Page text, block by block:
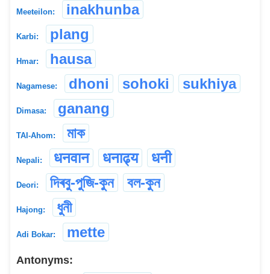
Meeteilon: inakhunba
Karbi: plang
Hmar: hausa
Nagamese: dhoni sohoki sukhiya
Dimasa: ganang
TAI-Ahom: মাক
Nepali: धनवान धनाढ्य धनी
Deori: দিৰবু-পুজি-কুন বল-কুন
Hajong: ধুনী
Adi Bokar: mette
Antonyms: